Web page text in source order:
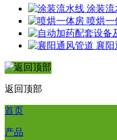
涂装流
喷烘一
襄阳
返回顶部
首页
产品